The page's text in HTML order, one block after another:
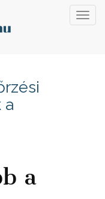
a
a